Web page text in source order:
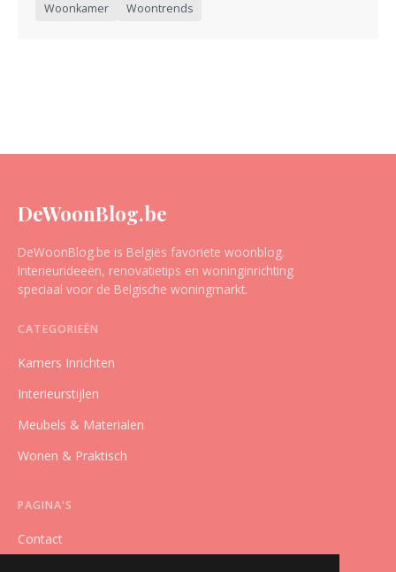
Woonkamer
Woontrends
DeWoonBlog.be
DeWoonBlog.be is Belgiës favoriete woonblog.
Interieurideeën, renovatietips en woninginrichting
speciaal voor de Belgische woningmarkt.
CATEGORIEËN
Kamers Inrichten
Interieurstijlen
Meubels & Materialen
Wonen & Praktisch
PAGINA'S
Contact